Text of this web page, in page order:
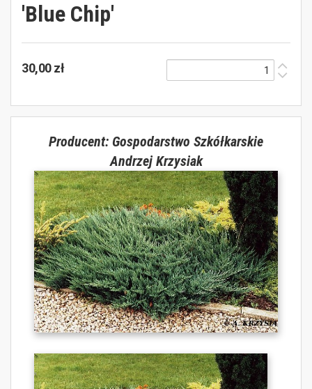
'Blue Chip'
30,00 zł
Producent: Gospodarstwo Szkółkarskie
Andrzej Krzysiak